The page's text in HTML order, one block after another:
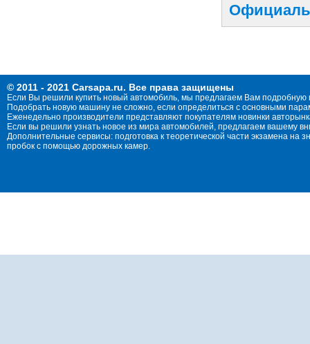
© 2011 - 2021 Carsapa.ru. Все права защищены
Если Вы решили купить новый автомобиль, мы предлагаем Вам
Подобрать новую машину не сложно, если определиться с основными
Еженедельно производители представляют покупателям новинки
Если вы решили узнать новое из мира автомобилей, предлагаем вашему
Дополнительные сервисы: подготовка к теоретической части экзамена
пробок с помощью дорожных камер.